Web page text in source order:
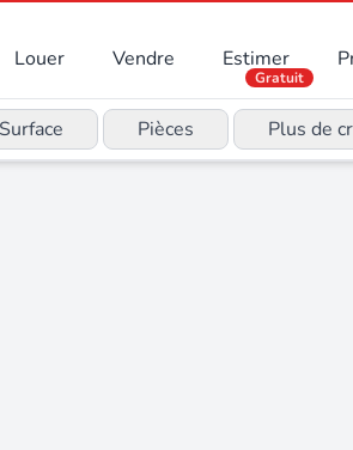
Louer Vendre Estimer
Gratuit
Surface Pièces Plus de